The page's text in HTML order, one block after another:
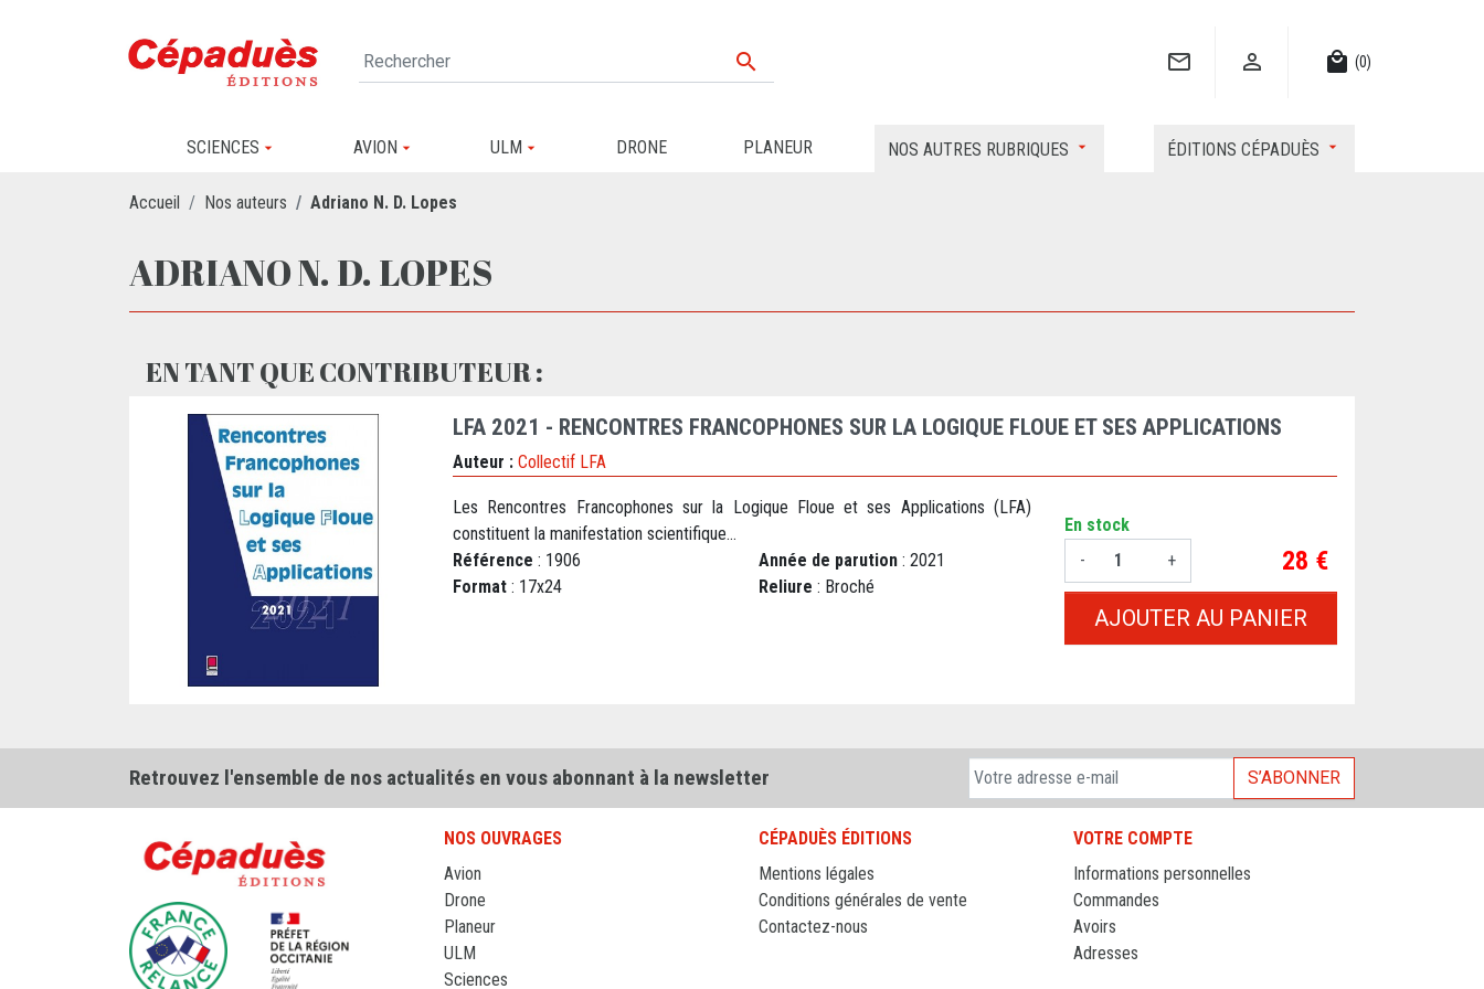
   local_mall (0)
SCIENCES AVION ULM DRONE PLANEUR NOS AUTRES RUBRIQUES ÉDITIONS CÉPADUÈS
Accueil Nos auteurs Adriano N. D. Lopes
ADRIANO N. D. LOPES
EN TANT QUE CONTRIBUTEUR :
LFA 2021 - RENCONTRES FRANCOPHONES SUR LA LOGIQUE FLOUE ET SES APPLICATIONS
Auteur : Collectif LFA
Les Rencontres Francophones sur la Logique Floue et ses Applications (LFA)
constituent la manifestation scientifique...
Référence : 1906 Année de parution : 2021
Format : 17x24 Reliure : Broché
En stock
-
+ Prix
28 €
AJOUTER AU PANIER
Retrouvez l'ensemble de nos actualités en vous abonnant à la newsletter S’ABONNER
NOS OUVRAGES
Avion
Drone
Planeur
ULM
Sciences
CÉPADUÈS ÉDITIONS
Mentions légales
Conditions générales de vente
Contactez-nous
VOTRE COMPTE
Informations personnelles
Commandes
Avoirs
Adresses